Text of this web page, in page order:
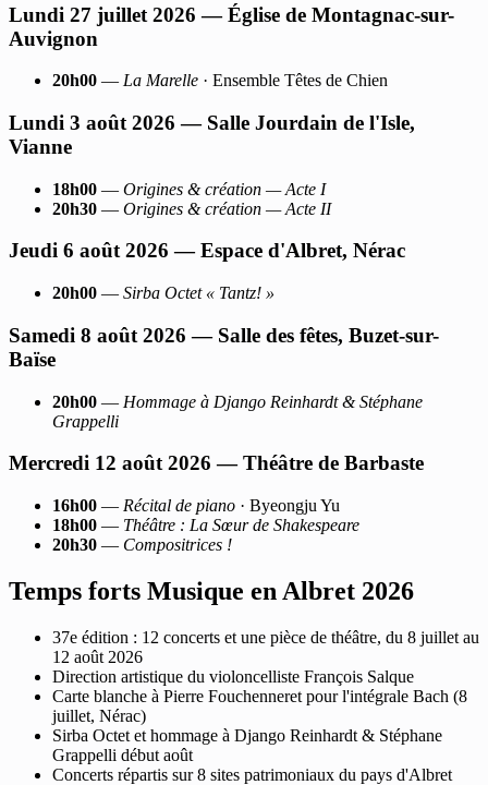
Lundi 27 juillet 2026 — Église de Montagnac-sur-
Auvignon
20h00 — La Marelle · Ensemble Têtes de Chien
Lundi 3 août 2026 — Salle Jourdain de l'Isle,
Vianne
18h00 — Origines & création — Acte I
20h30 — Origines & création — Acte II
Jeudi 6 août 2026 — Espace d'Albret, Nérac
20h00 — Sirba Octet « Tantz! »
Samedi 8 août 2026 — Salle des fêtes, Buzet-sur-
Baïse
20h00 — Hommage à Django Reinhardt & Stéphane
Grappelli
Mercredi 12 août 2026 — Théâtre de Barbaste
16h00 — Récital de piano · Byeongju Yu
18h00 — Théâtre : La Sœur de Shakespeare
20h30 — Compositrices !
Temps forts Musique en Albret 2026
37e édition : 12 concerts et une pièce de théâtre, du 8 juillet au
12 août 2026
Direction artistique du violoncelliste François Salque
Carte blanche à Pierre Fouchenneret pour l'intégrale Bach (8
juillet, Nérac)
Sirba Octet et hommage à Django Reinhardt & Stéphane
Grappelli début août
Concerts répartis sur 8 sites patrimoniaux du pays d'Albret